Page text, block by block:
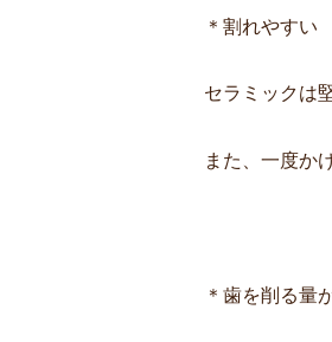
＊割れやすい
セラミックは
また、一度か
＊歯を削る量